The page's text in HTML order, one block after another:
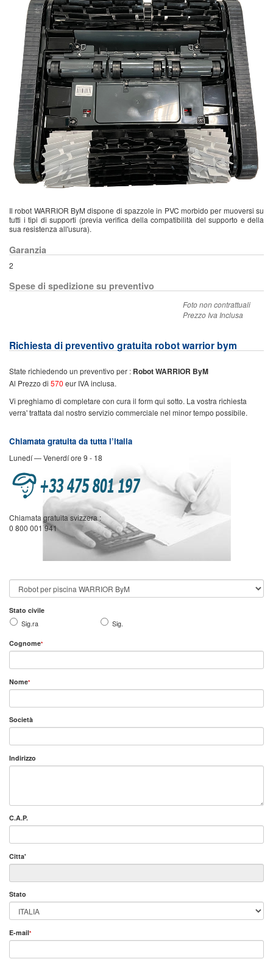
Il robot WARRIOR ByM dispone di spazzole in PVC morbido per muoversi su
tutti i tipi di supporti (previa verifica della compatibilità del supporto e della
sua resistenza all'usura).
Garanzia
2
Spese di spedizione su preventivo
Foto non contrattuali
Prezzo Iva Inclusa
Richiesta di preventivo gratuita robot warrior bym
State richiedendo un preventivo per : Robot WARRIOR ByM
Al Prezzo di 570 eur IVA inclusa.
Vi preghiamo di completare con cura il form qui sotto. La vostra richiesta
verra' trattata dal nostro servizio commerciale nel minor tempo possibile.
Chiamata gratuita da tutta l’italia
Lunedí — Venerdí ore 9 - 18
Chiamata gratuita svizzera :
0 800 001 941
Stato civile
Sig.ra
Sig.
Cognome*
Nome*
Società
Indirizzo
C.A.P.
Citta'
Stato
E-mail*